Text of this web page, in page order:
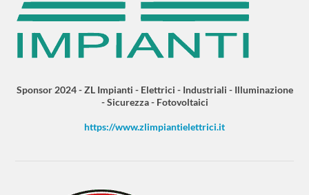
Sponsor 2024 - ZL Impianti - Elettrici - Industriali - Illuminazione
- Sicurezza - Fotovoltaici
https://www.zlimpiantielettrici.it